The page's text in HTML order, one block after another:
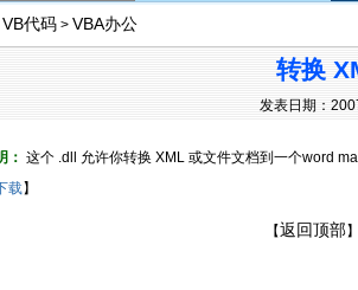
VB代码 > VBA办公
转换
发表日期：
： 这个 .dll 允许你转换 XML 或文件文档到一个word
载】
【返回顶部